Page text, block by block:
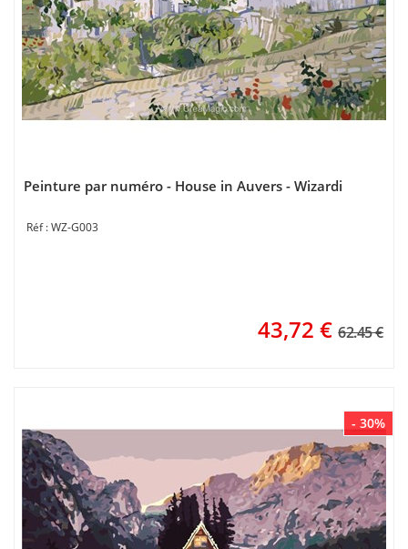
Peinture par numéro - House in Auvers - Wizardi
WZ-G003
43,72 € 62.45 €
- 30%